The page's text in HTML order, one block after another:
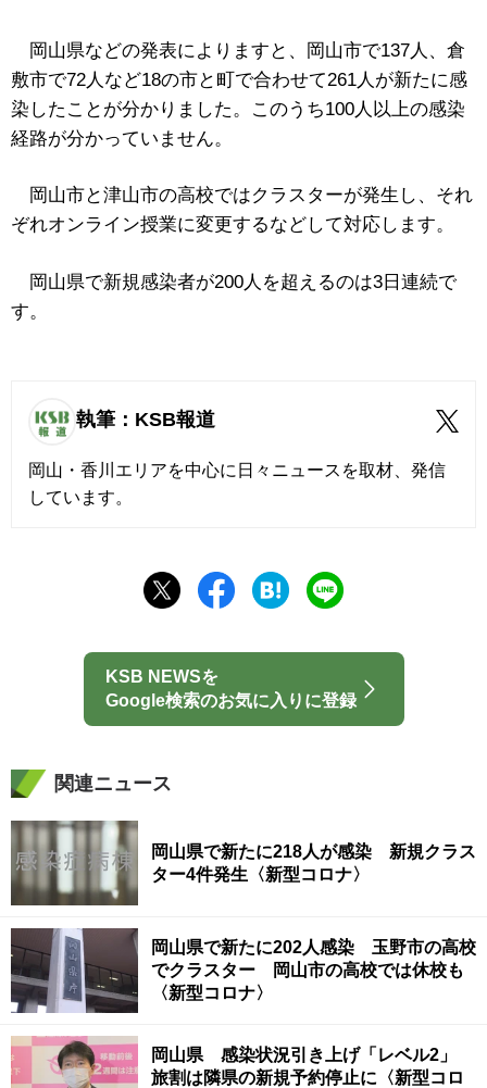
岡山県などの発表によりますと、岡山市で137人、倉
敷市で72人など18の市と町で合わせて261人が新たに感
染したことが分かりました。このうち100人以上の感染
経路が分かっていません。
岡山市と津山市の高校ではクラスターが発生し、それ
ぞれオンライン授業に変更するなどして対応します。
岡山県で新規感染者が200人を超えるのは3日連続で
す。
執筆：KSB報道
岡山・香川エリアを中心に日々ニュースを取材、発信
しています。
KSB NEWSを
Google検索のお気に入りに登録
関連ニュース
岡山県で新たに218人が感染 新規クラス
ター4件発生〈新型コロナ〉
岡山県で新たに202人感染 玉野市の高校
でクラスター 岡山市の高校では休校も
〈新型コロナ〉
岡山県 感染状況引き上げ「レベル2」
旅割は隣県の新規予約停止に〈新型コロ